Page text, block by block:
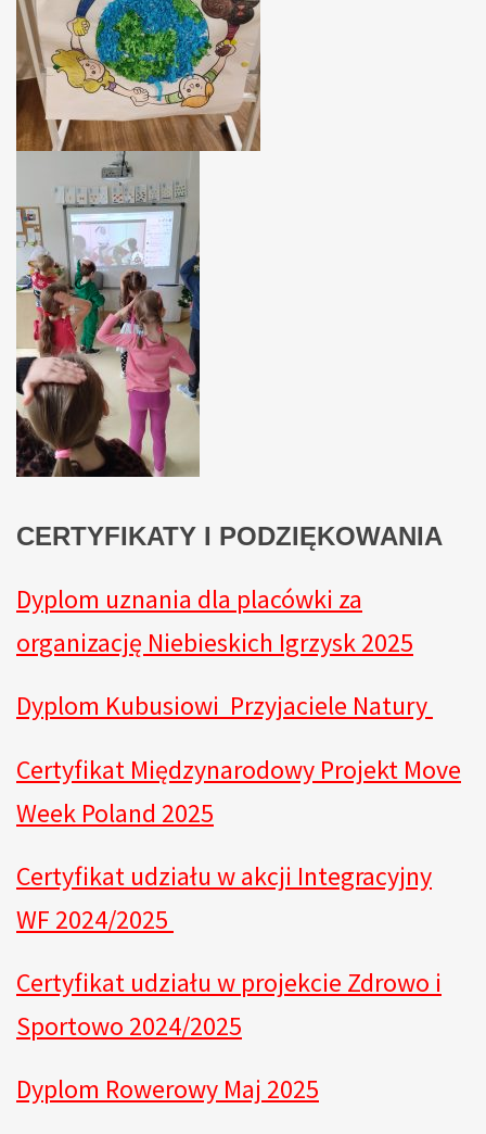
CERTYFIKATY I PODZIĘKOWANIA
Dyplom uznania dla placówki za
organizację Niebieskich Igrzysk 2025
Dyplom Kubusiowi Przyjaciele Natury
Certyfikat Międzynarodowy Projekt Move
Week Poland 2025
Certyfikat udziału w akcji Integracyjny
WF 2024/2025
Certyfikat udziału w projekcie Zdrowo i
Sportowo 2024/2025
Dyplom Rowerowy Maj 2025